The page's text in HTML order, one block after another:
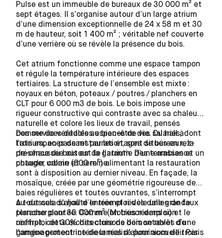
Pulse est un immeuble de bureaux de 30 000 m² et
sept étages. Il s’organise autour d’un large atrium
d’une dimension exceptionnelle de 24 x 58 m et 30
m de hauteur, soit 1 400 m² ; véritable nef couverte
d’une verrière où se révèle la présence du bois.
Cet atrium fonctionne comme une espace tampon
et régule la température intérieure des espaces
tertiaires. La structure de l’ensemble est mixte :
noyaux en béton, poteaux / poutres / planchers en
CLT pour 6 000 m3 de bois. Le bois impose une
rigueur constructive qui contraste avec sa chaleur
naturelle et colore les lieux de travail, pensés
comme de véritables espaces de vie. Du hall à
l’atrium, en passant par les étages de bureaux, la
présence du bois est la garantie d’une ambiance
chaude, calme et sereine.
Des services dédiés au bien-être des salariés, dont
trois espaces de restauration, sont situés en rez-
de-chaussée autour de l’atrium. Des terrasses et un
potager urbain (500 m²) alimentant la restauration
sont à disposition au dernier niveau. En façade, la
mosaïque, créée par une géométrie rigoureuse de
baies régulières et toutes ouvrantes, s’interrompt
au-dessus du hall d’entrée et révèle une grande
terrasse plantée. Comme un trésor dans son
coffret, cette architecture de bois se revêt d’une
gangue protectrice de lames d’aluminium de trois
A tout cela s'ajoute le réemploi des dalles de faux
plancher pour 30 000 m² (Mobius réemploi) et le
réemploi de 30% des cloisons démontables de
l'aménagement intérieur réalisé pour accueillir Paris